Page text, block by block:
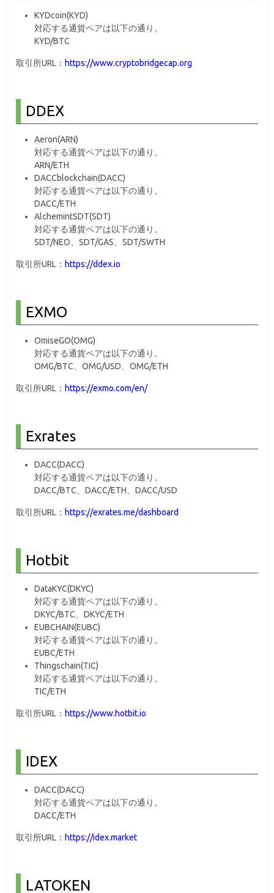
KYDcoin(KYD)
対応する通貨ペアは以下の通り。
KYD/BTC
取引所URL： https://www.cryptobridgecap.org
DDEX
Aeron(ARN)
対応する通貨ペアは以下の通り。
ARN/ETH
DACCblockchain(DACC)
対応する通貨ペアは以下の通り。
DACC/ETH
AlchemintSDT(SDT)
対応する通貨ペアは以下の通り。
SDT/NEO、SDT/GAS、SDT/SWTH
取引所URL： https://ddex.io
EXMO
OmiseGO(OMG)
対応する通貨ペアは以下の通り。
OMG/BTC、OMG/USD、OMG/ETH
取引所URL： https://exmo.com/en/
Exrates
DACC(DACC)
対応する通貨ペアは以下の通り。
DACC/BTC、DACC/ETH、DACC/USD
取引所URL： https://exrates.me/dashboard
Hotbit
DataKYC(DKYC)
対応する通貨ペアは以下の通り。
DKYC/BTC、DKYC/ETH
EUBCHAIN(EUBC)
対応する通貨ペアは以下の通り。
EUBC/ETH
Thingschain(TIC)
対応する通貨ペアは以下の通り。
TIC/ETH
取引所URL： https://www.hotbit.io
IDEX
DACC(DACC)
対応する通貨ペアは以下の通り。
DACC/ETH
取引所URL： https://idex.market
LATOKEN